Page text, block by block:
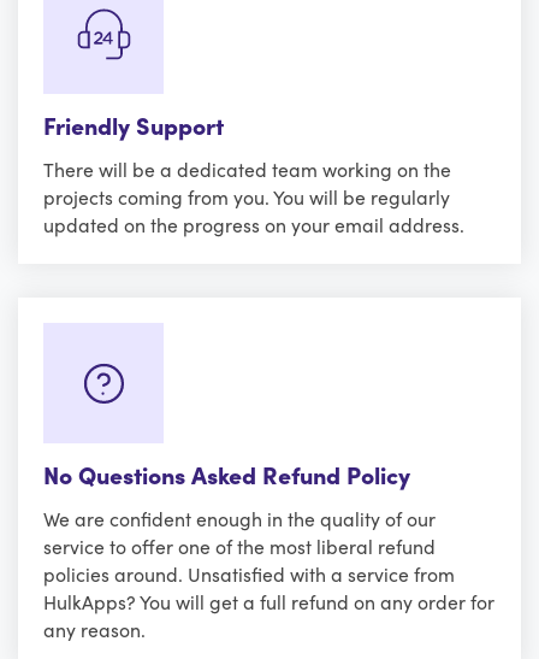
Friendly Support
There will be a dedicated team working on the
projects coming from you. You will be regularly
updated on the progress on your email address.
No Questions Asked Refund Policy
We are confident enough in the quality of our
service to offer one of the most liberal refund
policies around. Unsatisfied with a service from
HulkApps? You will get a full refund on any order for
any reason.